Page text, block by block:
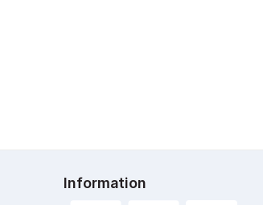
Information